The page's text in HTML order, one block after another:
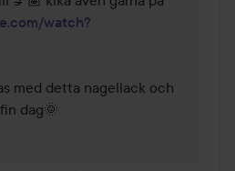
watch?
med detta nagellack och
dag🌞